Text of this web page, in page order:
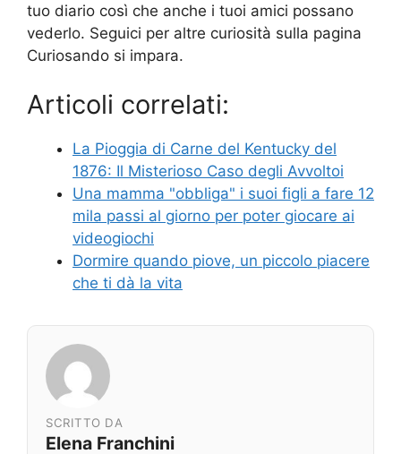
tuo diario così che anche i tuoi amici possano
vederlo. Seguici per altre curiosità sulla pagina
Curiosando si impara.
Articoli correlati:
La Pioggia di Carne del Kentucky del
1876: Il Misterioso Caso degli Avvoltoi
Una mamma "obbliga" i suoi figli a fare 12
mila passi al giorno per poter giocare ai
videogiochi
Dormire quando piove, un piccolo piacere
che ti dà la vita
SCRITTO DA
Elena Franchini